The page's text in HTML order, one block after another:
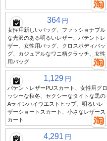
364 円
女性用新しいバッグ、ファッショナブル
な光沢のある明るいレザー、パテントレ
ザー、女性用バッグ、クロスボディバッ
グ、カジュアルなワニ柄クラッチ、女性
用バッグ
1,129 円
パテントレザーPUスカート、女性用グロ
ッシーな秋冬、セクシーなタイトな黒の
Aラインハイウエストヒップ、明るいレ
ザーショートスカート、小さなレザース
カート
4,291 円